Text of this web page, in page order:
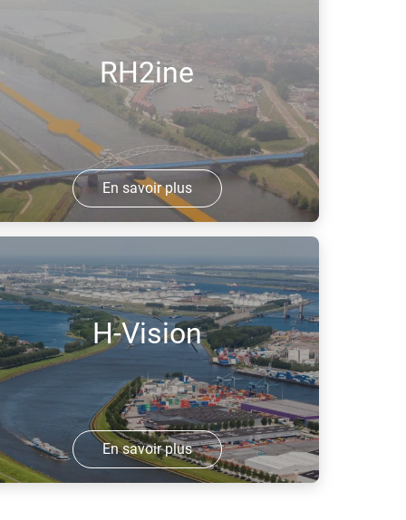
RH2ine
En savoir plus
remplacer le diesel
utilisé pour la navigation
le Rhin par de l'hydrogène.
H-Vision
En savoir plus